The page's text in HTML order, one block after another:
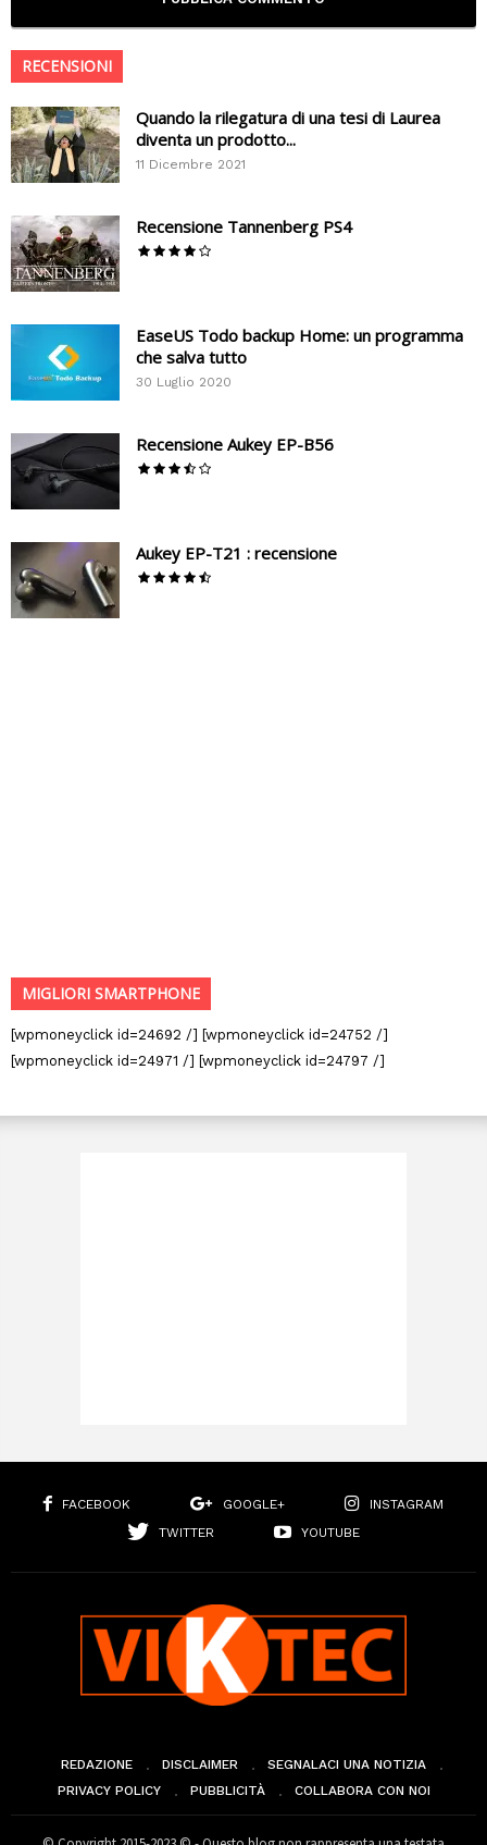
RECENSIONI
Quando la rilegatura di una tesi di Laurea
diventa un prodotto...
11 Dicembre 2021
Recensione Tannenberg PS4
EaseUS Todo backup Home: un programma
che salva tutto
30 Luglio 2020
Recensione Aukey EP-B56
Aukey EP-T21 : recensione
MIGLIORI SMARTPHONE
[wpmoneyclick id=24692 /] [wpmoneyclick id=24752 /]
[wpmoneyclick id=24971 /] [wpmoneyclick id=24797 /]
FACEBOOK GOOGLE+
INSTAGRAM
TWITTER
YOUTUBE
REDAZIONE DISCLAIMER
SEGNALACI UNA NOTIZIA
PRIVACY POLICY
PUBBLICITÀ COLLABORA CON NOI